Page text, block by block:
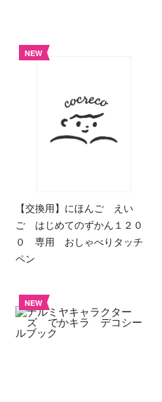
NEW
【交換用】にほんご えい
ご はじめてのずかん１２０
０ 専用 おしゃべりタッチ
ペン
NEW